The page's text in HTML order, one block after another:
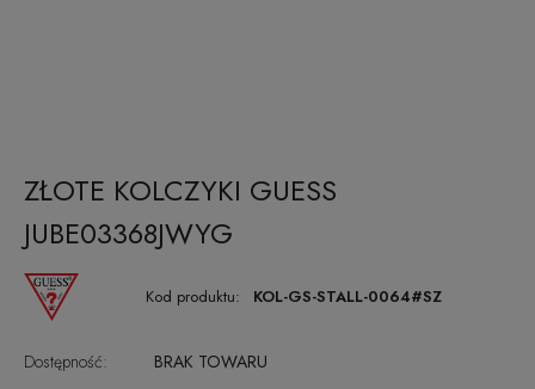
ZŁOTE KOLCZYKI GUESS
JUBE03368JWYG
Kod produktu: KOL-GS-STALL-0064#SZ
Dostępność: BRAK TOWARU